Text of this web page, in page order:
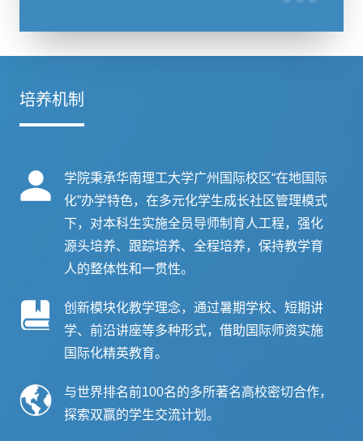
培养机制
学院秉承华南理工大学广州国际校区“在地国际
化”办学特色，在多元化学生成长社区管理模式
下，对本科生实施全员导师制育人工程，强化
源头培养、跟踪培养、全程培养，保持教学育
人的整体性和一贯性。
创新模块化教学理念，通过暑期学校、短期讲
学、前沿讲座等多种形式，借助国际师资实施
国际化精英教育。
与世界排名前100名的多所著名高校密切合作，
探索双赢的学生交流计划。